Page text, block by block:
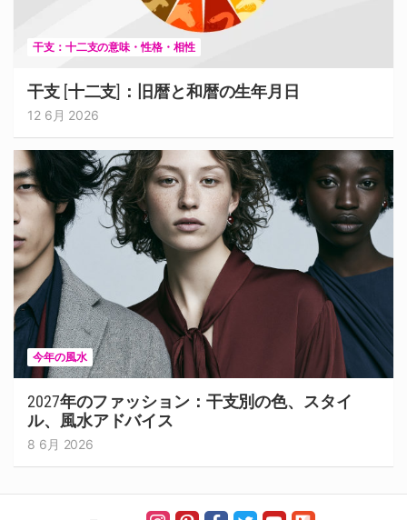
干支：十二支の意味・性格・相性
干支 [十二支]：旧暦と和暦の生年月日
12 6月 2026
今年の風水
2027年のファッション：干支別の色、スタイ
ル、風水アドバイス
8 6月 2026